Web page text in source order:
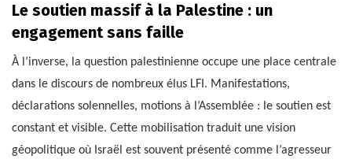
Le soutien massif à la Palestine : un
engagement sans faille
À l’inverse, la question palestinienne occupe une place centrale
dans le discours de nombreux élus LFI. Manifestations,
déclarations solennelles, motions à l’Assemblée : le soutien est
constant et visible. Cette mobilisation traduit une vision
géopolitique où Israël est souvent présenté comme l’agresseur